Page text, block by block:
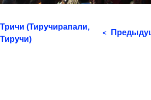
Тричи (Тиручирапали,
Тиручи)
<